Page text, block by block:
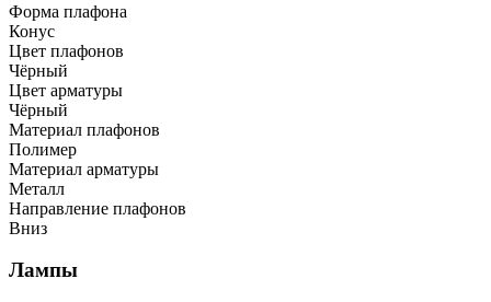
Форма плафона
Конус
Цвет плафонов
Чёрный
Цвет арматуры
Чёрный
Материал плафонов
Полимер
Материал арматуры
Металл
Направление плафонов
Вниз
Лампы